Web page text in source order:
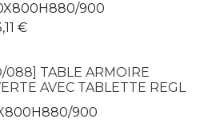
900
€
088] TABLE ARMOIRE
AVEC TABLETTE REGL
900